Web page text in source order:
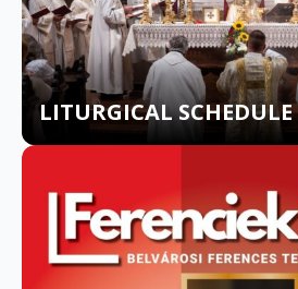
LITURGICAL SCHEDULE